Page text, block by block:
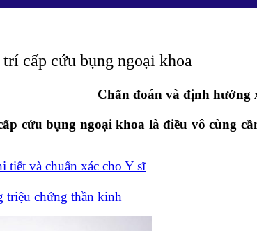
cấp cứu bụng ngoại khoa
Chẩn đoán và định hướng
cứu bụng ngoại khoa là điều vô cùng
tiết và chuẩn xác cho Y sĩ
triệu chứng thần kinh